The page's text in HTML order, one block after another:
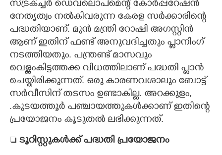
സ്ട്രക്ച്ചർ ഡെവലൊപ്‌മെന്റ് കോർപ്പറേഷൻ
നേതൃത്വം നൽകിവരുന്ന കേരള സർക്കാരിന്റെ
പദ്ധതിയാണ്. മുൻ മന്ത്രി റോഷി അഗസ്റ്റിൻ
ആണ് ഇതിന് ഫണ്ട് അനുവദിച്ചതും പ്ലാനിംഗ്
നടത്തിയതും. പന്ത്രണ്ട് മാസവും
വെള്ളംകിട്ടത്തക്ക വിധത്തിലാണ് പദ്ധതി പ്ലാൻ
ചെയ്തിരിക്കുന്നത്. ഒരു കാരണവശാലും ബോട്ട്
സർവീസിന് തടസം ഉണ്ടാകില്ല. അറക്കുളം,
.കുടയത്തൂർ പഞ്ചായത്തുകൾക്കാണ് ഇതിന്റെ
പ്രയോജനം കൂടുതൽ ലഭിക്കുന്നത്.
 ടൂറിസ്റ്റുകൾക്ക് പദ്ധതി പ്രയോജനം